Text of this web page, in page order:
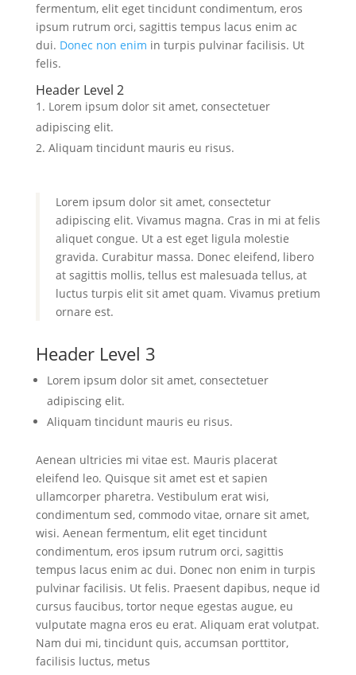
fermentum, elit eget tincidunt condimentum, eros
ipsum rutrum orci, sagittis tempus lacus enim ac
dui. Donec non enim in turpis pulvinar facilisis. Ut
felis.
Header Level 2
Lorem ipsum dolor sit amet, consectetuer
adipiscing elit.
Aliquam tincidunt mauris eu risus.
Lorem ipsum dolor sit amet, consectetur
adipiscing elit. Vivamus magna. Cras in mi at felis
aliquet congue. Ut a est eget ligula molestie
gravida. Curabitur massa. Donec eleifend, libero
at sagittis mollis, tellus est malesuada tellus, at
luctus turpis elit sit amet quam. Vivamus pretium
ornare est.
Header Level 3
Lorem ipsum dolor sit amet, consectetuer
adipiscing elit.
Aliquam tincidunt mauris eu risus.
Aenean ultricies mi vitae est. Mauris placerat
eleifend leo. Quisque sit amet est et sapien
ullamcorper pharetra. Vestibulum erat wisi,
condimentum sed, commodo vitae, ornare sit amet,
wisi. Aenean fermentum, elit eget tincidunt
condimentum, eros ipsum rutrum orci, sagittis
tempus lacus enim ac dui. Donec non enim in turpis
pulvinar facilisis. Ut felis. Praesent dapibus, neque id
cursus faucibus, tortor neque egestas augue, eu
vulputate magna eros eu erat. Aliquam erat volutpat.
Nam dui mi, tincidunt quis, accumsan porttitor,
facilisis luctus, metus